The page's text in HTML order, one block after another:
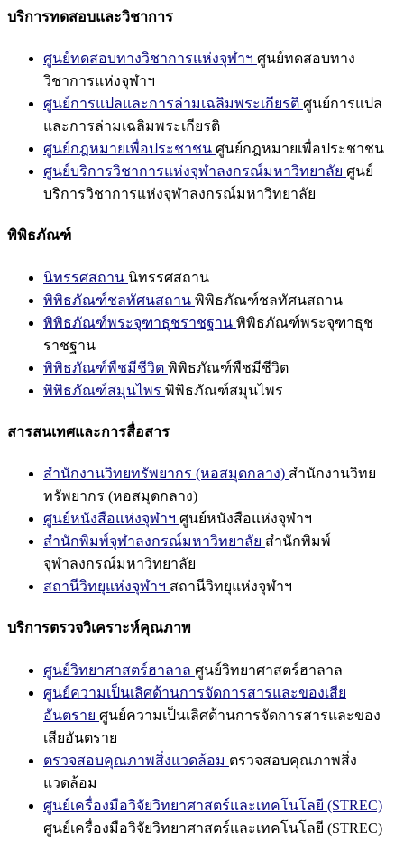
บริการทดสอบและวิชาการ
ศูนย์ทดสอบทางวิชาการแห่งจุฬาฯ ศูนย์ทดสอบทาง
วิชาการแห่งจุฬาฯ
ศูนย์การแปลและการล่ามเฉลิมพระเกียรติ ศูนย์การแปล
และการล่ามเฉลิมพระเกียรติ
ศูนย์กฎหมายเพื่อประชาชน ศูนย์กฎหมายเพื่อประชาชน
ศูนย์บริการวิชาการแห่งจุฬาลงกรณ์มหาวิทยาลัย ศูนย์
บริการวิชาการแห่งจุฬาลงกรณ์มหาวิทยาลัย
พิพิธภัณฑ์
นิทรรศสถาน นิทรรศสถาน
พิพิธภัณฑ์ชลทัศนสถาน พิพิธภัณฑ์ชลทัศนสถาน
พิพิธภัณฑ์พระจุฑาธุชราชฐาน พิพิธภัณฑ์พระจุฑาธุช
ราชฐาน
พิพิธภัณฑ์พืชมีชีวิต พิพิธภัณฑ์พืชมีชีวิต
พิพิธภัณฑ์สมุนไพร พิพิธภัณฑ์สมุนไพร
สารสนเทศและการสื่อสาร
สำนักงานวิทยทรัพยากร (หอสมุดกลาง) สำนักงานวิทย
ทรัพยากร (หอสมุดกลาง)
ศูนย์หนังสือแห่งจุฬาฯ ศูนย์หนังสือแห่งจุฬาฯ
สำนักพิมพ์จุฬาลงกรณ์มหาวิทยาลัย สำนักพิมพ์
จุฬาลงกรณ์มหาวิทยาลัย
สถานีวิทยุแห่งจุฬาฯ สถานีวิทยุแห่งจุฬาฯ
บริการตรวจวิเคราะห์คุณภาพ
ศูนย์วิทยาศาสตร์ฮาลาล ศูนย์วิทยาศาสตร์ฮาลาล
ศูนย์ความเป็นเลิศด้านการจัดการสารและของเสีย
อันตราย ศูนย์ความเป็นเลิศด้านการจัดการสารและของ
เสียอันตราย
ตรวจสอบคุณภาพสิ่งแวดล้อม ตรวจสอบคุณภาพสิ่ง
แวดล้อม
ศูนย์เครื่องมือวิจัยวิทยาศาสตร์และเทคโนโลยี (STREC)
ศูนย์เครื่องมือวิจัยวิทยาศาสตร์และเทคโนโลยี (STREC)